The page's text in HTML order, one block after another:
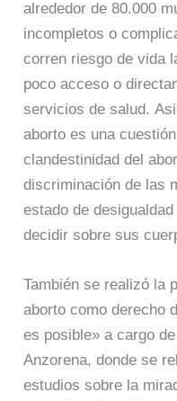
alrededor de 80.000
incompletos o
corren riesgo de vida
poco acceso o
servicios de salud.
aborto es una
clandestinidad del
discriminación de las
estado de
decidir sobre sus
También se realizó la
aborto como derecho
es posible» a cargo
Anzorena, donde se
estudios sobre la